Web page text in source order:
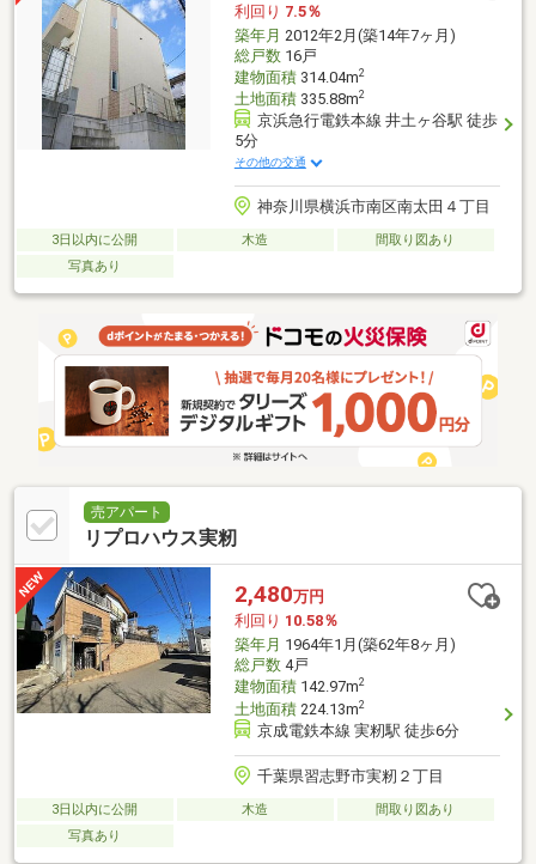
利回り 7.5％
築年月 2012年2月(築14年7ヶ月)
総戸数16戸
建物面積314.04m2
土地面積335.88m2
京浜急行電鉄本線 井土ヶ谷駅 徒歩
5分
その他の交通
神奈川県横浜市南区南太田４丁目
3日以内に公開 木造
間取り図あり
写真あり
売アパート
リプロハウス実籾
2,480万円
利回り 10.58％
築年月 1964年1月(築62年8ヶ月)
総戸数4戸
建物面積142.97m2
土地面積224.13m2
京成電鉄本線 実籾駅 徒歩6分
千葉県習志野市実籾２丁目
3日以内に公開 木造
間取り図あり
写真あり